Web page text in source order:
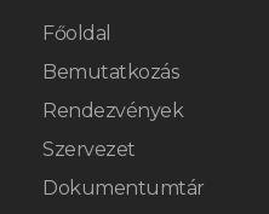
Főoldal
Bemutatkozás
Rendezvények
Szervezet
Dokumentumtár